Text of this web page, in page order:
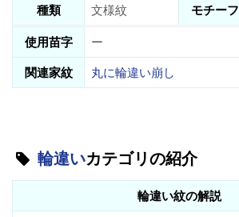
種類
文様紋 モチーフ
使用苗字
ー
関連家紋
丸に輪違い崩し
輪違いカテゴリの紹介
輪違い紋の解説